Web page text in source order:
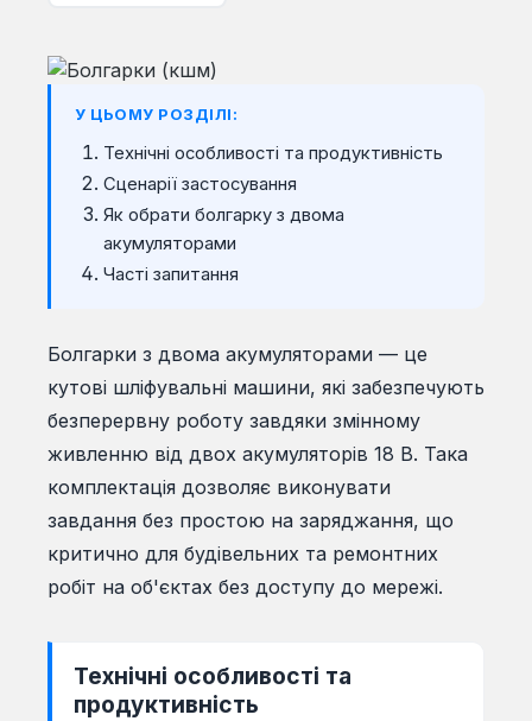
У ЦЬОМУ РОЗДІЛІ:
Технічні особливості та продуктивність
Сценарії застосування
Як обрати болгарку з двома
акумуляторами
Часті запитання
Болгарки з двома акумуляторами — це
кутові шліфувальні машини, які забезпечують
безперервну роботу завдяки змінному
живленню від двох акумуляторів 18 В. Така
комплектація дозволяє виконувати
завдання без простою на заряджання, що
критично для будівельних та ремонтних
робіт на об'єктах без доступу до мережі.
Технічні особливості та
продуктивність